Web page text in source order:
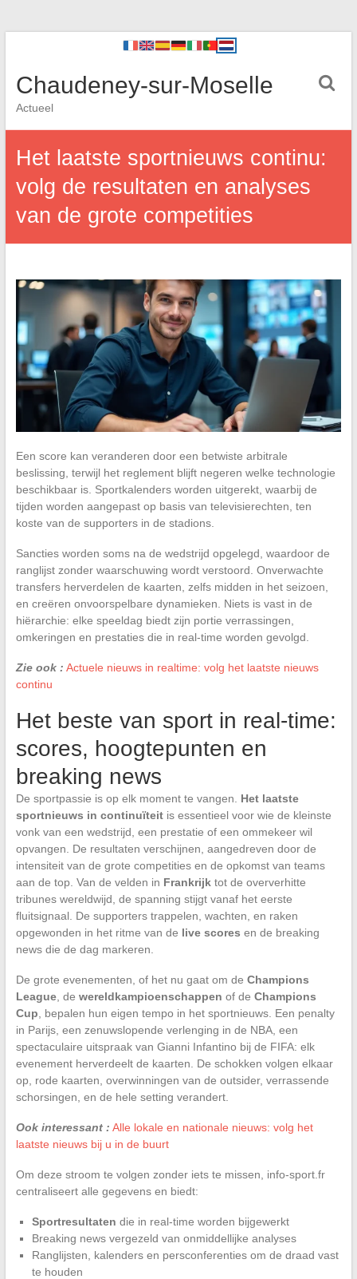
Chaudeney-sur-Moselle
Actueel
Het laatste sportnieuws continu:
volg de resultaten en analyses
van de grote competities
Een score kan veranderen door een betwiste arbitrale
beslissing, terwijl het reglement blijft negeren welke technologie
beschikbaar is. Sportkalenders worden uitgerekt, waarbij de
tijden worden aangepast op basis van televisierechten, ten
koste van de supporters in de stadions.
Sancties worden soms na de wedstrijd opgelegd, waardoor de
ranglijst zonder waarschuwing wordt verstoord. Onverwachte
transfers herverdelen de kaarten, zelfs midden in het seizoen,
en creëren onvoorspelbare dynamieken. Niets is vast in de
hiërarchie: elke speeldag biedt zijn portie verrassingen,
omkeringen en prestaties die in real-time worden gevolgd.
Zie ook : Actuele nieuws in realtime: volg het laatste nieuws
continu
Het beste van sport in real-time:
scores, hoogtepunten en
breaking news
De sportpassie is op elk moment te vangen. Het laatste
sportnieuws in continuïteitis essentieel voor wie de kleinste
vonk van een wedstrijd, een prestatie of een ommekeer wil
opvangen. De resultaten verschijnen, aangedreven door de
intensiteit van de grote competities en de opkomst van teams
aan de top. Van de velden in Frankrijktot de oververhitte
tribunes wereldwijd, de spanning stijgt vanaf het eerste
fluitsignaal. De supporters trappelen, wachten, en raken
opgewonden in het ritme van de live scores en de breaking
news die de dag markeren.
De grote evenementen, of het nu gaat om de Champions
League, de wereldkampioenschappen of de Champions
Cup , bepalen hun eigen tempo in het sportnieuws. Een penalty
in Parijs, een zenuwslopende verlenging in de NBA, een
spectaculaire uitspraak van Gianni Infantino bij de FIFA: elk
evenement herverdeelt de kaarten. De schokken volgen elkaar
op, rode kaarten, overwinningen van de outsider, verrassende
schorsingen, en de hele setting verandert.
Ook interessant : Alle lokale en nationale nieuws: volg het
laatste nieuws bij u in de buurt
Om deze stroom te volgen zonder iets te missen, info-sport.fr
centraliseert alle gegevens en biedt:
Sportresultaten die in real-time worden bijgewerkt
Breaking news vergezeld van onmiddellijke analyses
Ranglijsten, kalenders en persconferenties om de draad vast
te houden